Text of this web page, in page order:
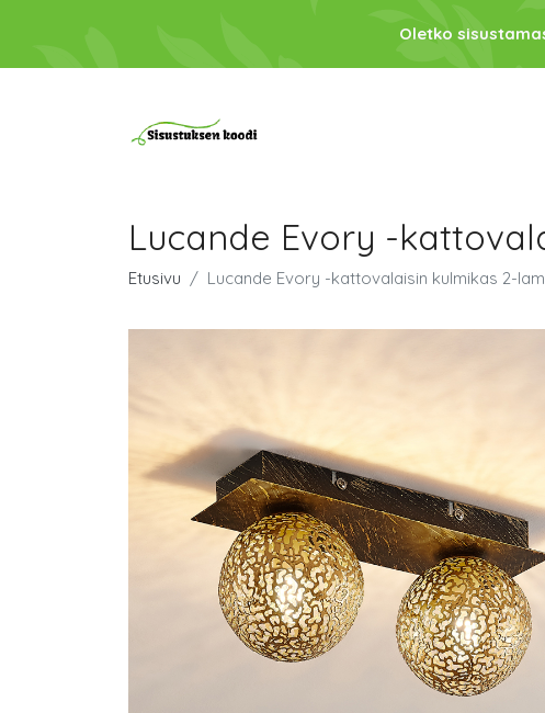
Oletko
Lucande Evory -
Etusivu Lucande Evory -kattovalaisin kulmikas 2-